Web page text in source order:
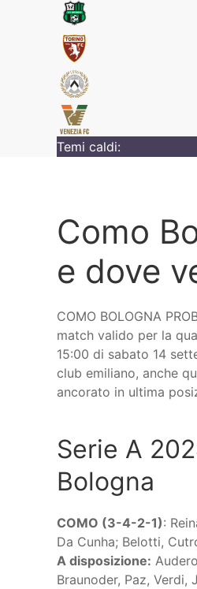
Temi caldi:
Como
e dove
COMO BOLOGNA
match valido per la
15:00 di sabato 14
club emiliano, anche
ancorato in ultima
Serie A
Bologna
COMO (3-4-2-1):
Da Cunha; Belotti,
A disposizione:
Braunoder, Paz, Verdi,